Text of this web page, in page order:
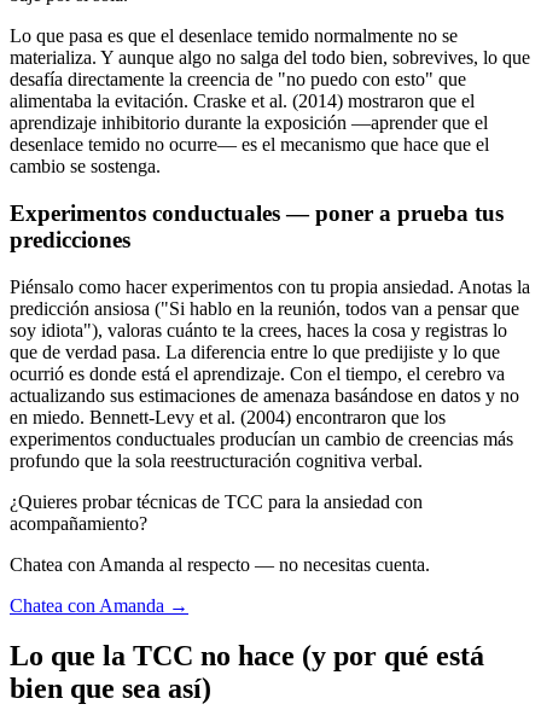
Lo que pasa es que el desenlace temido normalmente no se
materializa. Y aunque algo no salga del todo bien, sobrevives, lo que
desafía directamente la creencia de "no puedo con esto" que
alimentaba la evitación. Craske et al. (2014) mostraron que el
aprendizaje inhibitorio durante la exposición —aprender que el
desenlace temido no ocurre— es el mecanismo que hace que el
cambio se sostenga.
Experimentos conductuales — poner a prueba tus
predicciones
Piénsalo como hacer experimentos con tu propia ansiedad. Anotas la
predicción ansiosa ("Si hablo en la reunión, todos van a pensar que
soy idiota"), valoras cuánto te la crees, haces la cosa y registras lo
que de verdad pasa. La diferencia entre lo que predijiste y lo que
ocurrió es donde está el aprendizaje. Con el tiempo, el cerebro va
actualizando sus estimaciones de amenaza basándose en datos y no
en miedo. Bennett-Levy et al. (2004) encontraron que los
experimentos conductuales producían un cambio de creencias más
profundo que la sola reestructuración cognitiva verbal.
¿Quieres probar técnicas de TCC para la ansiedad con
acompañamiento?
Chatea con Amanda al respecto — no necesitas cuenta.
Chatea con Amanda →
Lo que la TCC no hace (y por qué está
bien que sea así)